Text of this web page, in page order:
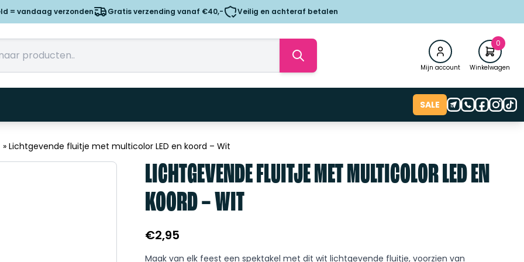
= vandaag verzonden Gratis verzending vanaf €40,- Veilig en achteraf betalen
Mijn account
0
Winkelwagen
SALE
» Lichtgevende fluitje met multicolor LED en koord – Wit
LICHTGEVENDE FLUITJE MET MULTICOLOR LED EN
KOORD – WIT
€2,95
Maak van elk feest een spektakel met dit wit lichtgevende fluitje, voorzien van